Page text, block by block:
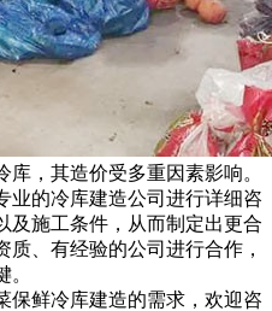
，其造价受多重因素影响。
业的冷库建造公司进行详细咨
及施工条件，从而制定出更合
、有经验的公司进行合作，
保鲜冷库建造的需求，欢迎咨